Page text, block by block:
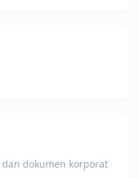
dokumen korporat